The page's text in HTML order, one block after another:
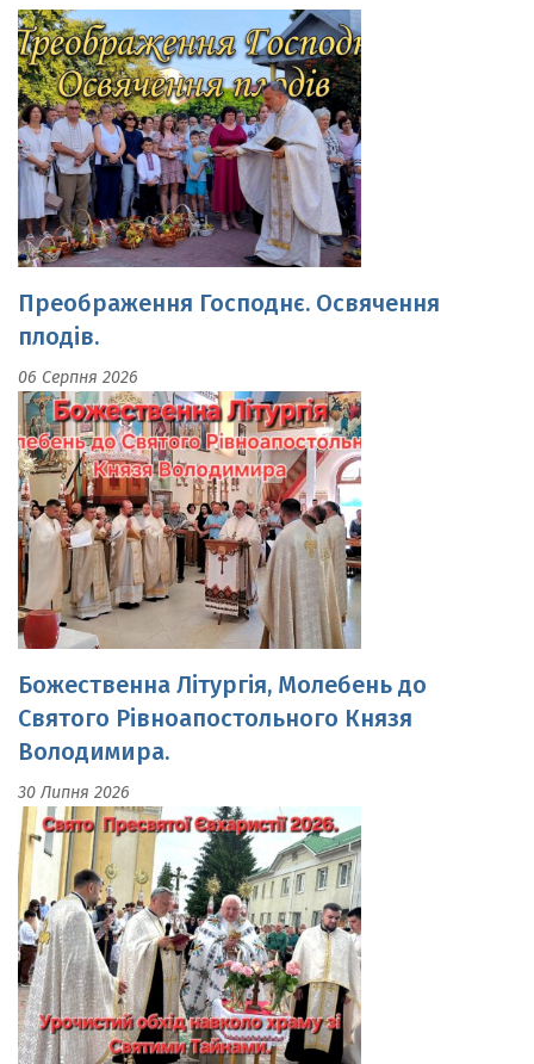
Преображення Господнє. Освячення
06 Серпня 2026
Божественна Літургія, Молебень до
Володимира.
Свято Пресвятої Євхаристії.Урочистий